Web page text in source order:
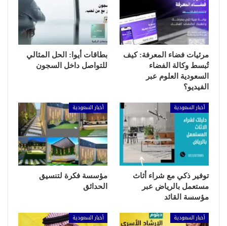
مرئيات فضاء المعرفة: كيف
تُبسط وكالة الفضاء
السعودية العلوم عبر
الفيديو؟
بطاقات أيوا: الحل المثالي
للتواصل داخل السجون
أخبار السعودية
توفير ذكي مع شراء أثاث
مستعمل بالرياض عبر
مؤسسة القائد
أخبار السعودية
مؤسسة فكرة لتنسيق
الحدائق
أخبار السعودية أخبار السعودية